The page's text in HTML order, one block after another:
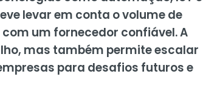
levar em conta o volume de
um fornecedor confiável. A
mas também permite escalar
para desafios futuros e